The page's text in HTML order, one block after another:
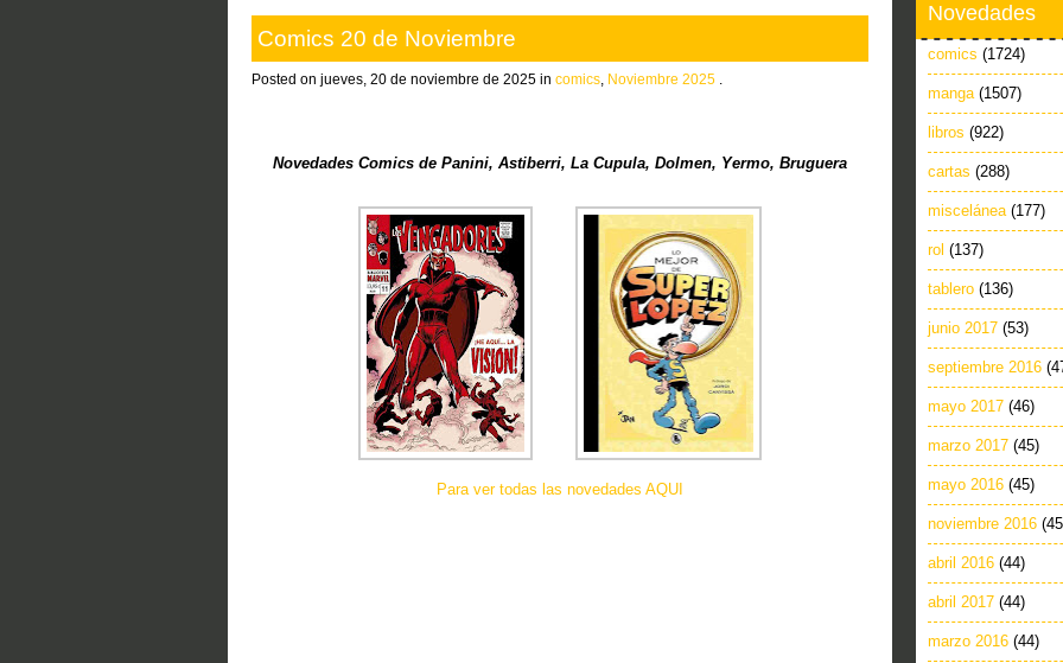
Comics 20 de Noviembre
Posted on jueves, 20 de noviembre de 2025 in comics Noviembre 2025
Novedades Comics de Panini, Astiberri, La Cupula, Dolmen, Yermo, Bruguera
Para ver todas las novedades AQUI
Novedades
comics (1724)
manga (1507)
libros (922)
cartas (288)
miscelánea (177)
rol (137)
tablero (136)
junio 2017 (53)
septiembre 2016
mayo 2017 (46)
marzo 2017 (45)
mayo 2016 (45)
noviembre 2016
abril 2016 (44)
abril 2017 (44)
marzo 2016 (44)